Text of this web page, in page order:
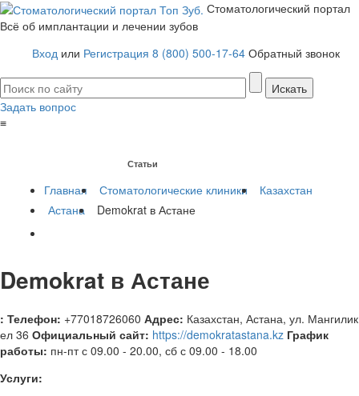
Стоматологический портал
Всё об имплантации и лечении зубов
Вход или Регистрация 8 (800) 500-17-64 Обратный звонок
Задать вопрос
≡
Статьи
Главная Стоматологические клиники
Казахстан
Астана
Demokrat в Астане
Demokrat в Астане
: Телефон: +77018726060 Адрес: Казахстан, Астана, ул. Мангилик
ел 36 Официальный сайт: https://demokratastana.kz График
работы: пн-пт с 09.00 - 20.00, сб с 09.00 - 18.00
Услуги: